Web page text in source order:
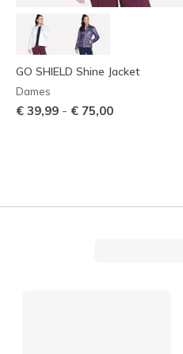
GO SHIELD Shine Jacket
Dames
€ 39,99 - € 75,00